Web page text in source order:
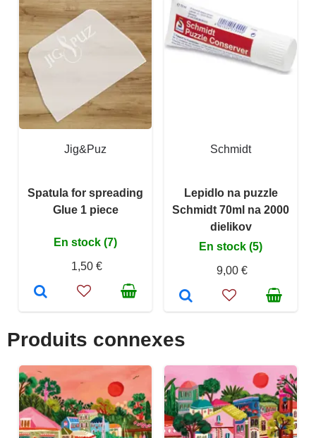
Jig&Puz
Spatula for spreading
Glue 1 piece
En stock (7)
1,50 €
Schmidt
Lepidlo na puzzle
Schmidt 70ml na 2000
dielikov
En stock (5)
9,00 €
Produits connexes